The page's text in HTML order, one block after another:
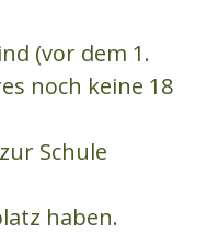
(vor dem 1.
noch keine 18
Schule
haben.